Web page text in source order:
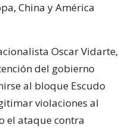
China y América
Oscar Vidarte,
del gobierno
al bloque Escudo
violaciones al
el ataque contra